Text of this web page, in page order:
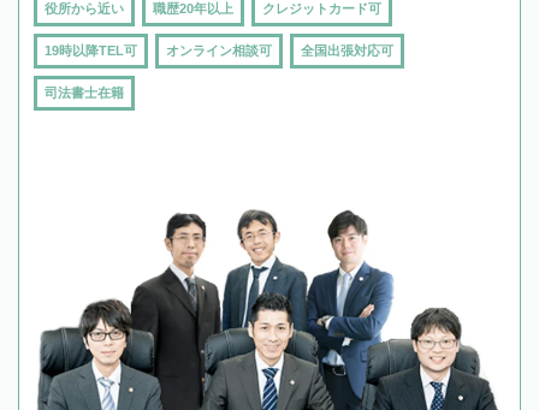
役所から近い 職歴20年以上 クレジットカード可
19時以降TEL可 オンライン相談可 全国出張対応可
司法書士在籍